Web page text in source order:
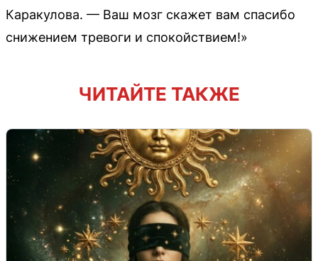
Каракулова. — Ваш мозг скажет вам спасибо
снижением тревоги и спокойствием!»
ЧИТАЙТЕ ТАКЖЕ